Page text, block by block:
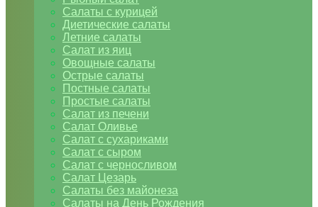
Салаты с курицей
Диетические салаты
Летние салаты
Салат из яиц
Овощные салаты
Острые салаты
Постные салаты
Простые салаты
Салат из печени
Салат Оливье
Салат с сухариками
Салат с сыром
Салат с черносливом
Салат Цезарь
Салаты без майонеза
Салаты на День Рождения